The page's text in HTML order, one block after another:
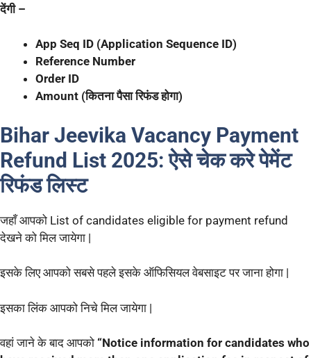
देंगी –
App Seq ID (Application Sequence ID)
Reference Number
Order ID
Amount (कितना पैसा रिफंड होगा)
Bihar Jeevika Vacancy Payment
Refund List 2025: ऐसे चेक करे पेमेंट
रिफंड लिस्ट
जहाँ आपको List of candidates eligible for payment refund
देखने को मिल जायेगा |
इसके लिए आपको सबसे पहले इसके ऑफिसियल वेबसाइट पर जाना होगा |
इसका लिंक आपको निचे मिल जायेगा |
वहां जाने के बाद आपको “Notice information for candidates who